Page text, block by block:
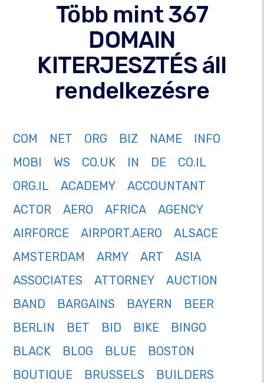
Több mint 367
DOMAIN
KITERJESZTÉS áll
rendelkezésre
COM NET ORG BIZ NAME
INFO
MOBI
WS CO.UK IN DE
CO.IL
ORG.IL
ACADEMY
ACCOUNTANT
ACTOR
AERO AFRICA
AGENCY
AIRFORCE
AIRPORT.AERO
ALSACE
AMSTERDAM
ARMY ART
ASIA
ASSOCIATES
ATTORNEY
AUCTION
BAND
BARGAINS BAYERN
BEER
BERLIN
BET BID BIKE
BINGO
BLACK
BLOG BLUE
BOSTON
BOUTIQUE
BRUSSELS
BUILDERS